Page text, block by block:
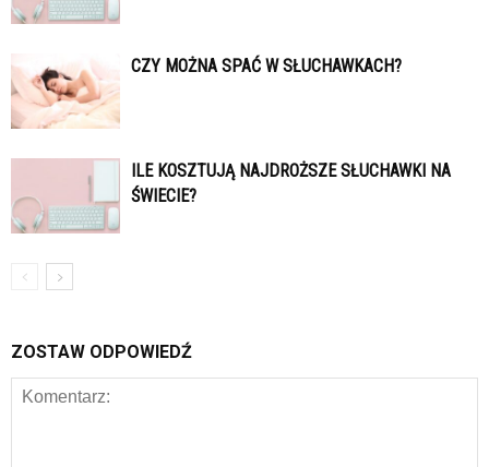
CZY MOŻNA SPAĆ W SŁUCHAWKACH?
ILE KOSZTUJĄ NAJDROŻSZE SŁUCHAWKI NA
ŚWIECIE?
ZOSTAW ODPOWIEDŹ